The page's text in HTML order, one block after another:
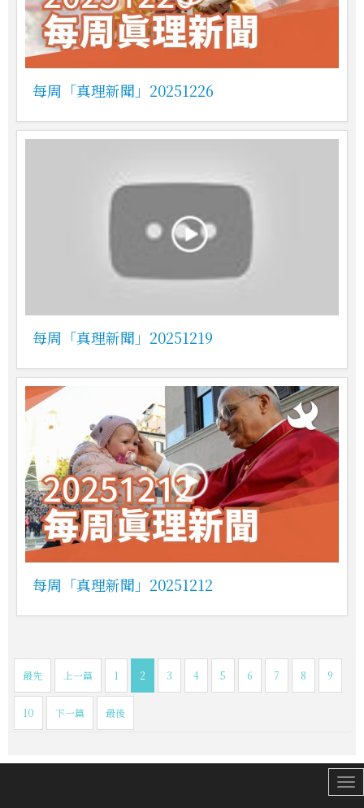
每周「真理新聞」20251226
每周「真理新聞」20251219
每周「真理新聞」20251212
最先 上一篇 1 2 3 4 5 6 7 8 9
10 下一篇 最後